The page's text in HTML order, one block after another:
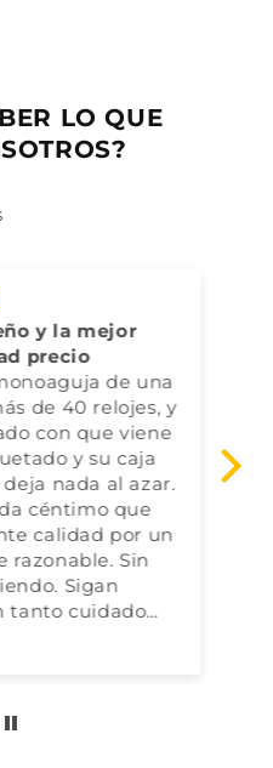
LO QUE
y la mejor
precio
de una
de 40 relojes, y
con que viene
y su caja
nada al azar.
céntimo que
calidad por un
Sin
Sigan
cuidado